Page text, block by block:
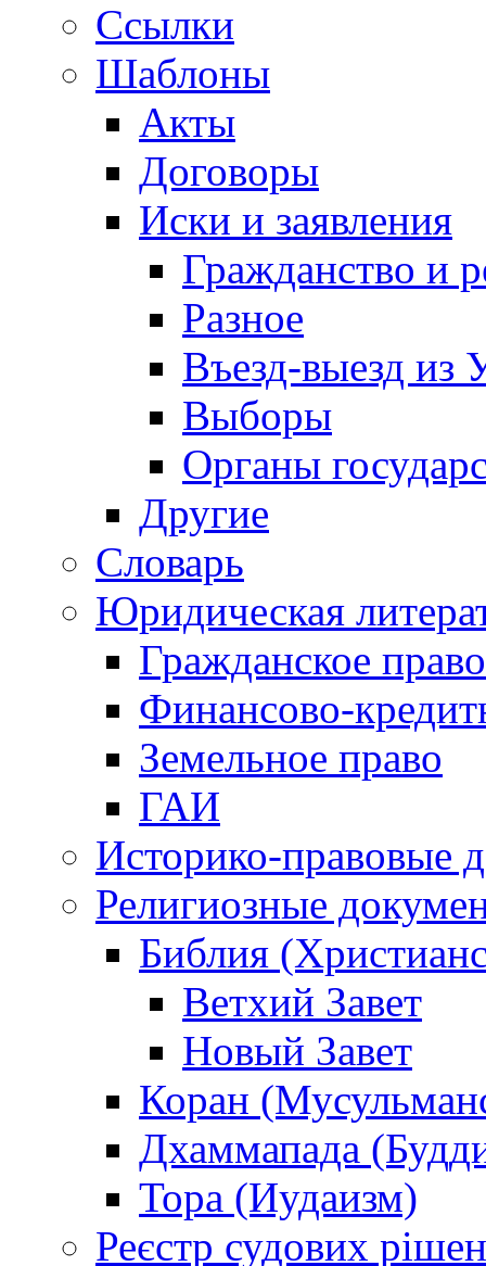
Ссылки
Шаблоны
Акты
Договоры
Иски и заявления
Гражданство и
Разное
Въезд-выезд из
Выборы
Органы
Другие
Словарь
Юридическая
Гражданское право
Финансово-
Земельное право
ГАИ
Историко-правовые
Религиозные
Библия
Ветхий Завет
Новый Завет
Коран
Дхаммапада
Тора (Иудаизм)
Реєстр судових